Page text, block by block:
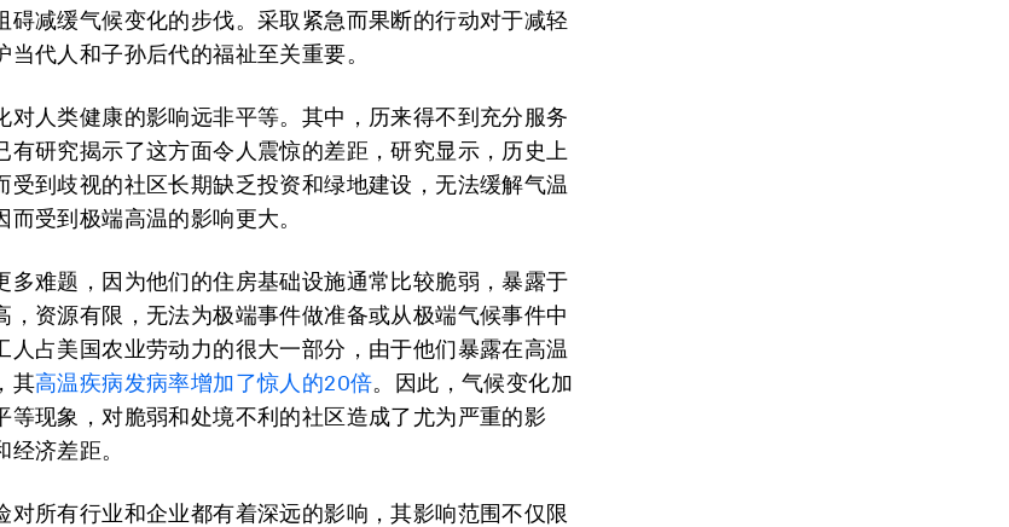
碍减缓气候变化的步伐。采取紧急而果断的行动对于减轻
代人和子孙后代的福祉至关重要。
人类健康的影响远非平等。 其中，历来得不到充分服务
有研究揭示了这方面令人震惊的差距，研究显示，历史上
受到歧视的社区长期缺乏投资和绿地建设，无法缓解气温
而受到极端高温的影响更大。
多难题，因为他们的住房基础设施通常比较脆弱，暴露于
，资源有限，无法为极端事件做准备或从极端气候事件中
人占美国农业劳动力的很大一部分，由于他们暴露在高温
其高温疾病发病率增加了惊人的20倍。因此，气候变化加
等现象，对脆弱和处境不利的社区造成了尤为严重的影
济差距。
对所有行业和企业都有着深远的影响 ，其影响范围不仅限